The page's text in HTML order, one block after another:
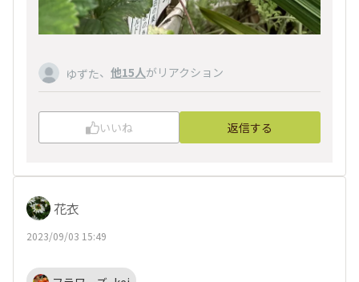
ゆずた、 他15人がリアクション
いいね 返信する
花衣
2023/09/03 15:49